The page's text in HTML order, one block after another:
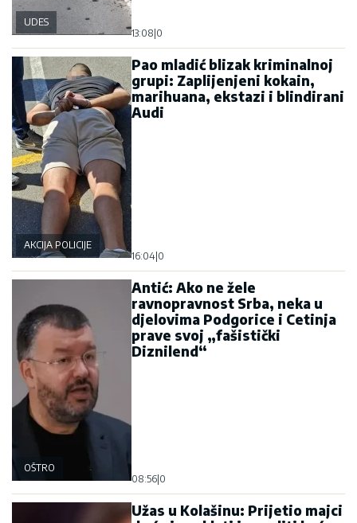
UDES
13:08 0
AKCIJA POLICIJE
Pao mladić blizak kriminalnoj
grupi: Zaplijenjeni kokain,
marihuana, ekstazi i blindirani
Audi
16:04 0
OŠTRO
Antić: Ako ne žele
ravnopravnost Srba, neka u
djelovima Podgorice i Cetinja
prave svoj „fašistički
Diznilend“
08:56 0
Užas u Kolašinu: Prijetio majci